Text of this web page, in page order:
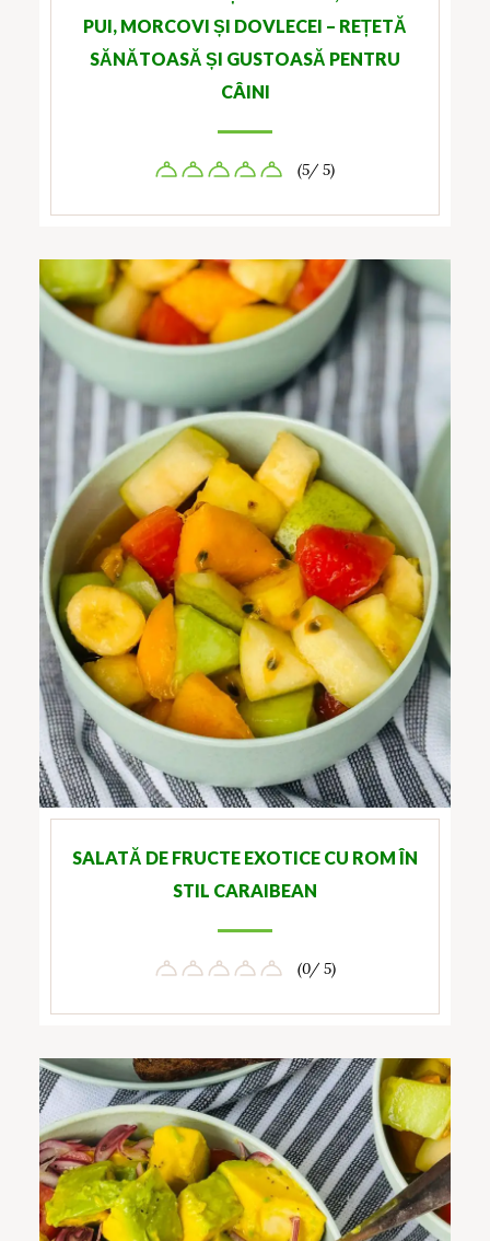
PUI, MORCOVI ȘI DOVLECEI – REȚETĂ
SĂNĂTOASĂ ȘI GUSTOASĂ PENTRU
CÂINI
(5/ 5)
SALATĂ DE FRUCTE EXOTICE CU ROM ÎN
STIL CARAIBEAN
(0/ 5)